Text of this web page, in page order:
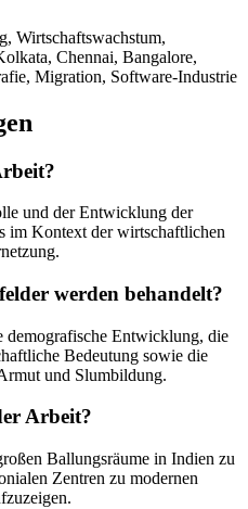
Wirtschaftswachstum,
Chennai, Bangalore,
Migration, Software-Industrie
und der Entwicklung der
im Kontext der wirtschaftlichen
werden behandelt?
demografische Entwicklung, die
Bedeutung sowie die
und Slumbildung.
Arbeit?
Ballungsräume in Indien zu
Zentren zu modernen